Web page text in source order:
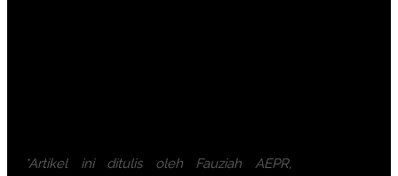
*Artikel ini ditulis oleh Fauziah AEPR,